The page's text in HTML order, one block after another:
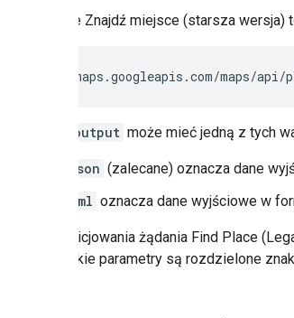
Żądanie Znajdź miejsce (starsza
https://maps.googleapis.com/maps/
output może mieć jedną z tych
json (zalecane) oznacza dane
xml oznacza dane wyjściowe w
Do zainicjowania żądania Find Place
wszystkie parametry są rozdzielone